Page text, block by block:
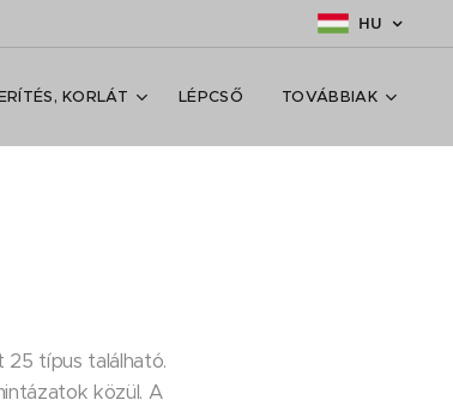
HU
KORLÁT LÉPCSŐ TOVÁBBIAK
típus található.
közül. A